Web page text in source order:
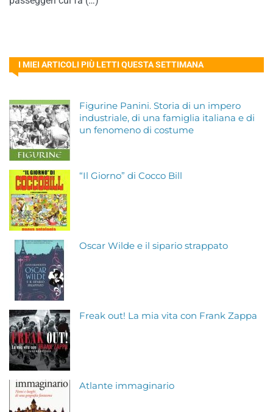
I MIEI ARTICOLI PIÙ LETTI QUESTA SETTIMANA
Figurine Panini. Storia di un impero
industriale, di una famiglia italiana e di
un fenomeno di costume
“Il Giorno” di Cocco Bill
Oscar Wilde e il sipario strappato
Freak out! La mia vita con Frank Zappa
Atlante immaginario